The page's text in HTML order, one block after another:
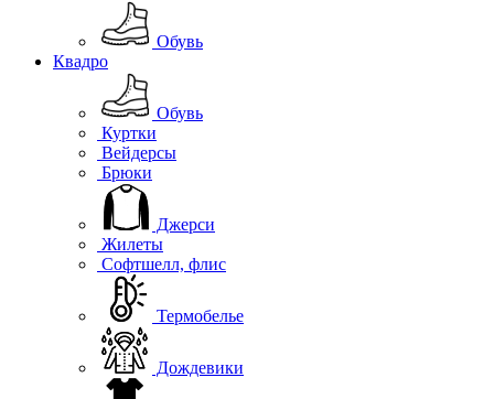
Обувь
Квадро
Обувь
Куртки
Вейдерсы
Брюки
Джерси
Жилеты
Софтшелл, флис
Термобелье
Дождевики